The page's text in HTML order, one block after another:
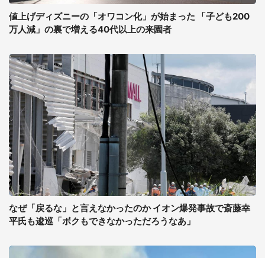
値上げディズニーの「オワコン化」が始まった 「子ども200
万人減」の裏で増える40代以上の来園者
なぜ「戻るな」と言えなかったのか イオン爆発事故で斎藤幸
平氏も逡巡「ボクもできなかっただろうなあ」